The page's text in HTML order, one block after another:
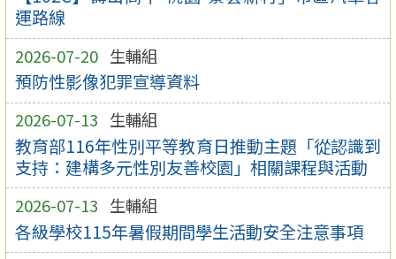
運路線
2026-07-20 生輔組
預防性影像犯罪宣導資料
2026-07-13 生輔組
教育部116年性別平等教育日推動主題「從認識到
支持：建構多元性別友善校園」相關課程與活動
2026-07-13 生輔組
各級學校115年暑假期間學生活動安全注意事項